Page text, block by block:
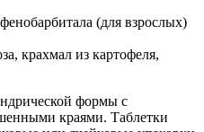
(для взрослых)
крахмал из картофеля,
формы с
краями. Таблетки